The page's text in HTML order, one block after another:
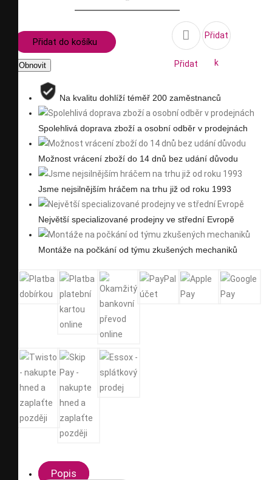
Přidat do košíku 
Přidat
seznam
přání
Přidat
k
Na kvalitu dohlíží téměř 200 zaměstnanců
Spolehlivá doprava zboží a osobní odběr v prodejnách
Možnost vrácení zboží do 14 dnů bez udání důvodu
Jsme nejsilnějším hráčem na trhu již od roku 1993
Největší specializované prodejny ve střední Evropě
Montáže na počkání od týmu zkušených mechaniků
Popis